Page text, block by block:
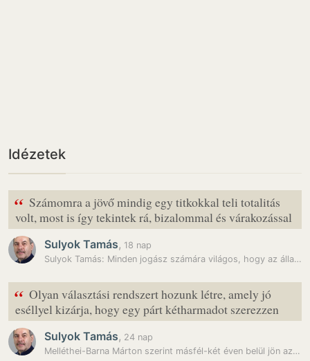
Idézetek
“ Számomra a jövő mindig egy titkokkal teli totalitás
volt, most is így tekintek rá, bizalommal és várakozással
Sulyok Tamás, 18 nap
Sulyok Tamás: Minden jogász számára világos, hogy az államfőnek nincs…
“ Olyan választási rendszert hozunk létre, amely jó
eséllyel kizárja, hogy egy párt kétharmadot szerezzen
Sulyok Tamás, 24 nap
Melléthei-Barna Márton szerint másfél-két éven belül jön az új…